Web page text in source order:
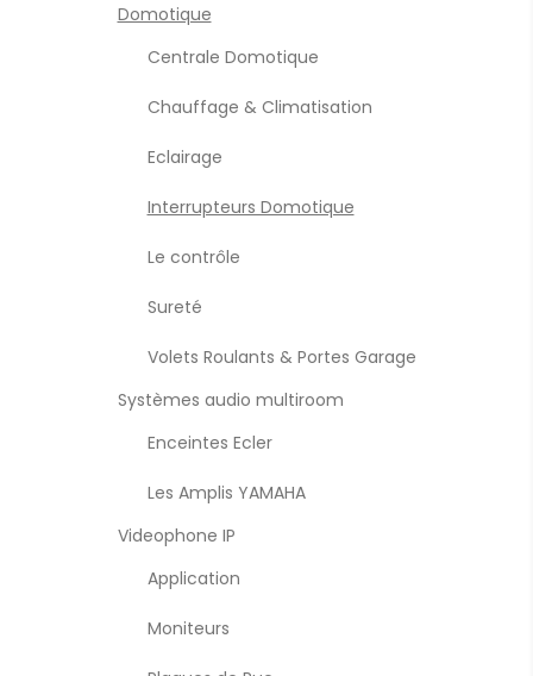
Domotique
Centrale Domotique
Chauffage & Climatisation
Eclairage
Interrupteurs Domotique
Le contrôle
Sureté
Volets Roulants & Portes Garage
Systèmes audio multiroom
Enceintes Ecler
Les Amplis YAMAHA
Videophone IP
Application
Moniteurs